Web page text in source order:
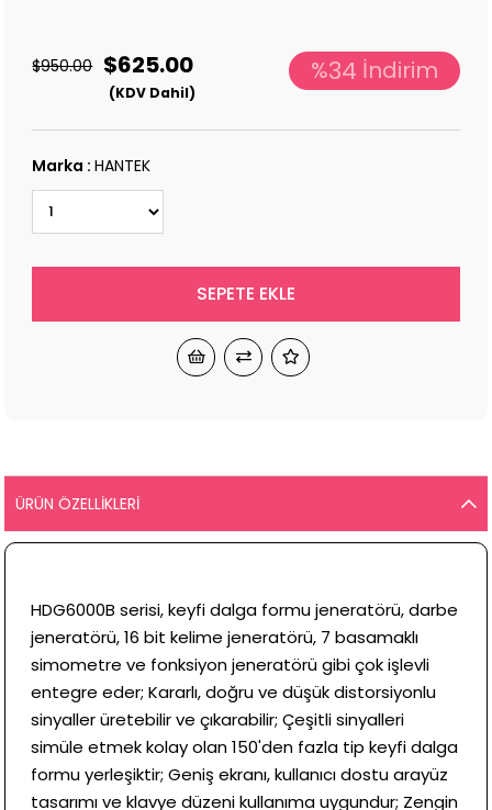
$950.00 $625.00
(KDV Dahil)
%34 İndirim
Marka : HANTEK
ÜRÜN ÖZELLIKLERI
HDG6000B serisi, keyfi dalga formu jeneratörü, darbe
jeneratörü, 16 bit kelime jeneratörü, 7 basamaklı
simometre ve fonksiyon jeneratörü gibi çok işlevli
entegre eder; Kararlı, doğru ve düşük distorsiyonlu
sinyaller üretebilir ve çıkarabilir; Çeşitli sinyalleri
simüle etmek kolay olan 150'den fazla tip keyfi dalga
formu yerleşiktir; Geniş ekranı, kullanıcı dostu arayüz
tasarımı ve klavye düzeni kullanıma uygundur; Zengin